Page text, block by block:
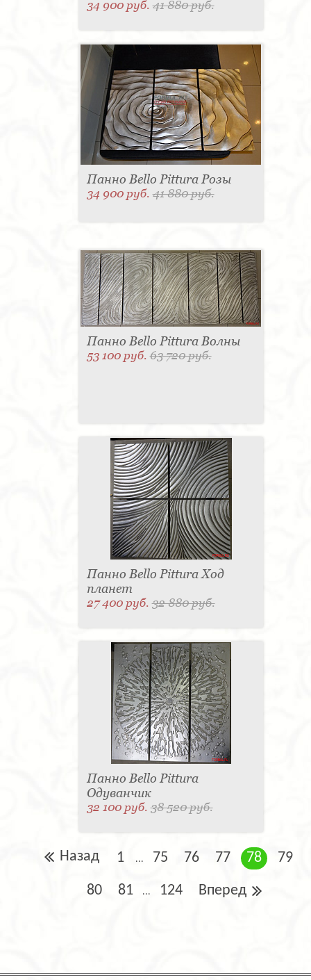
34 900 руб.41 880 руб.
Панно Bello Pittura Розы
34 900 руб.41 880 руб.
Панно Bello Pittura Волны
53 100 руб.63 720 руб.
Панно Bello Pittura Ход
планет
27 400 руб.32 880 руб.
Панно Bello Pittura
Одуванчик
32 100 руб.38 520 руб.
Назад 1 ... 75 76 77 78 79
80 81 ... 124 Вперед